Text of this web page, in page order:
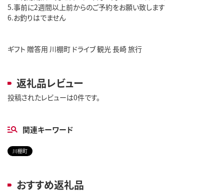
5.事前に2週間以上前からのご予約をお願い致します
6.お釣りはでません
ギフト 贈答用 川棚町 ドライブ 観光 長崎 旅行
返礼品レビュー
投稿されたレビューは0件です。
関連キーワード
川棚町
おすすめ返礼品